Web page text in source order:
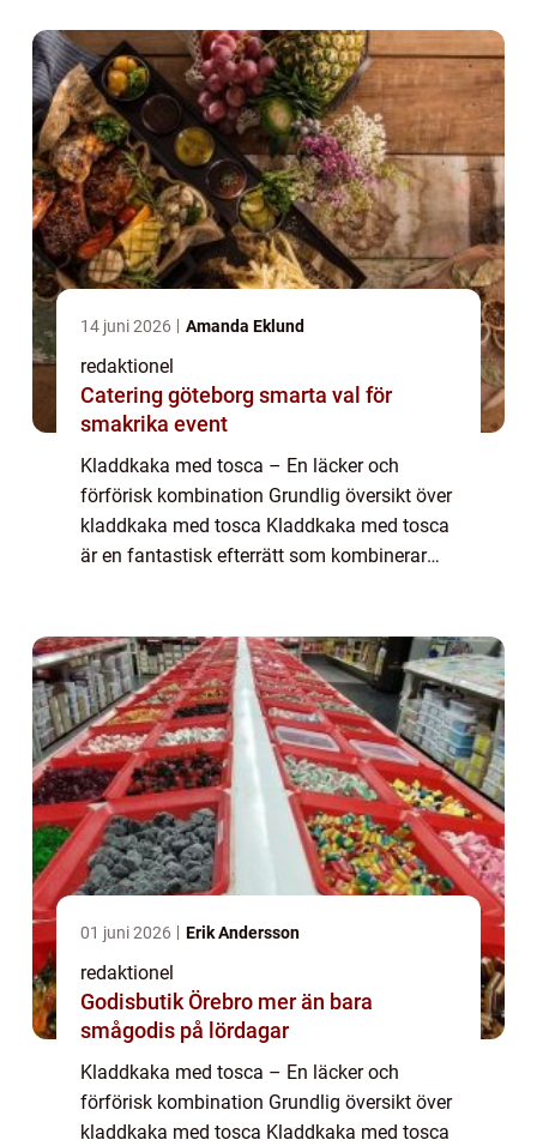
favo...
14 juni 2026 Amanda Eklund
redaktionel
Catering göteborg smarta val för
smakrika event
Kladdkaka med tosca – En läcker och
förförisk kombination Grundlig översikt över
kladdkaka med tosca Kladdkaka med tosca
är en fantastisk efterrätt som kombinerar
favo...
01 juni 2026 Erik Andersson
redaktionel
Godisbutik Örebro mer än bara
smågodis på lördagar
Kladdkaka med tosca – En läcker och
förförisk kombination Grundlig översikt över
kladdkaka med tosca Kladdkaka med tosca